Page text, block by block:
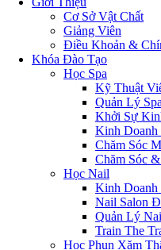
Cơ Sở Vật Chất
Giảng Viên
Điều Khoản &
Khóa Đào Tạo
Học Spa
Kỹ Thuật
Quản Lý
Khởi Sự
Kinh Doanh
Chăm Sóc
Chăm Sóc
Học Nail
Kinh
Nail Salon
Quản Lý
Train The
Học Phun Xăm